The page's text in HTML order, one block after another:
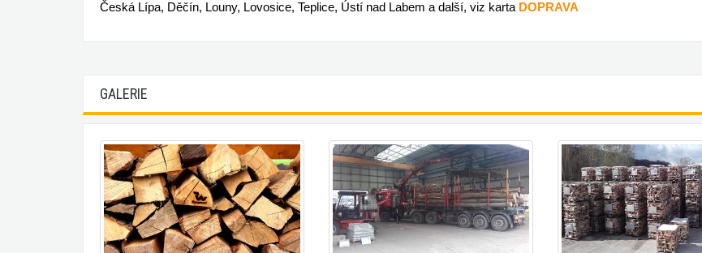
Česká Lípa, Děčín, Louny, Lovosice, Teplice, Ústí nad Labem a další, viz karta DOPRAVA
GALERIE